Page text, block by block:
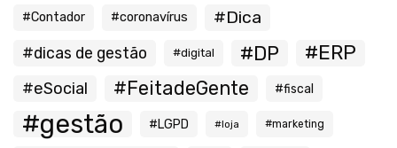
#Contador #coronavírus #Dica
#dicas de gestão #digital #DP #ERP
#eSocial #FeitadeGente #fiscal
#gestão #LGPD #loja #marketing